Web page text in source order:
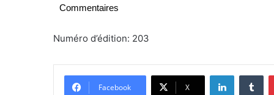
Commentaires
Numéro d’édition: 203
Facebook X